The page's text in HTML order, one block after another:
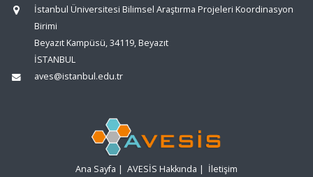
İstanbul Üniversitesi Bilimsel Araştırma Projeleri Koordinasyon
Birimi
Beyazıt Kampüsü, 34119, Beyazıt
İSTANBUL
aves@istanbul.edu.tr
Ana Sayfa | AVESİS Hakkında | İletişim